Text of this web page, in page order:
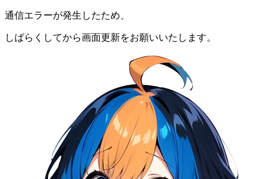
通信エラーが発生したため、
しばらくしてから画面更新をお願いいたします。